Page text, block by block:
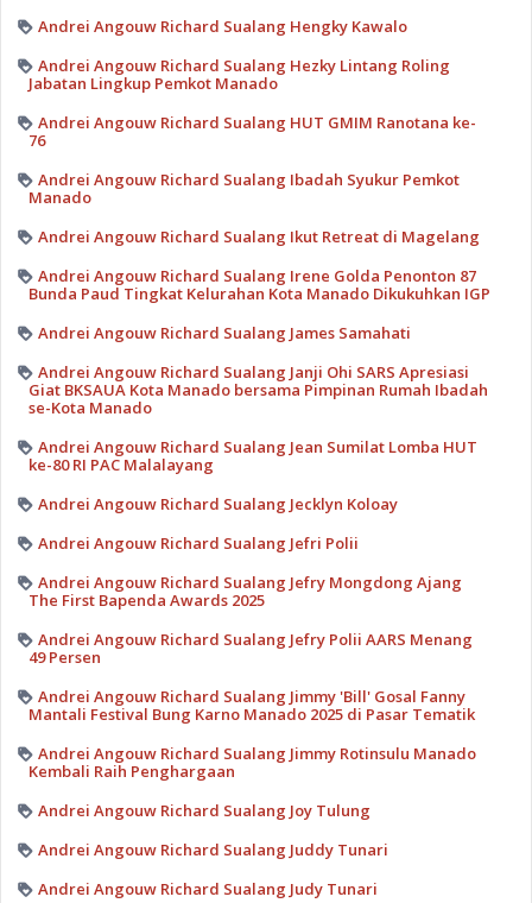
Andrei Angouw Richard Sualang Hengky Kawalo
Andrei Angouw Richard Sualang Hezky Lintang Roling
Jabatan Lingkup Pemkot Manado
Andrei Angouw Richard Sualang HUT GMIM Ranotana ke-
76
Andrei Angouw Richard Sualang Ibadah Syukur Pemkot
Manado
Andrei Angouw Richard Sualang Ikut Retreat di Magelang
Andrei Angouw Richard Sualang Irene Golda Penonton 87
Bunda Paud Tingkat Kelurahan Kota Manado Dikukuhkan IGP
Andrei Angouw Richard Sualang James Samahati
Andrei Angouw Richard Sualang Janji Ohi SARS Apresiasi
Giat BKSAUA Kota Manado bersama Pimpinan Rumah Ibadah
se-Kota Manado
Andrei Angouw Richard Sualang Jean Sumilat Lomba HUT
ke-80 RI PAC Malalayang
Andrei Angouw Richard Sualang Jecklyn Koloay
Andrei Angouw Richard Sualang Jefri Polii
Andrei Angouw Richard Sualang Jefry Mongdong Ajang
The First Bapenda Awards 2025
Andrei Angouw Richard Sualang Jefry Polii AARS Menang
49 Persen
Andrei Angouw Richard Sualang Jimmy 'Bill' Gosal Fanny
Mantali Festival Bung Karno Manado 2025 di Pasar Tematik
Andrei Angouw Richard Sualang Jimmy Rotinsulu Manado
Kembali Raih Penghargaan
Andrei Angouw Richard Sualang Joy Tulung
Andrei Angouw Richard Sualang Juddy Tunari
Andrei Angouw Richard Sualang Judy Tunari